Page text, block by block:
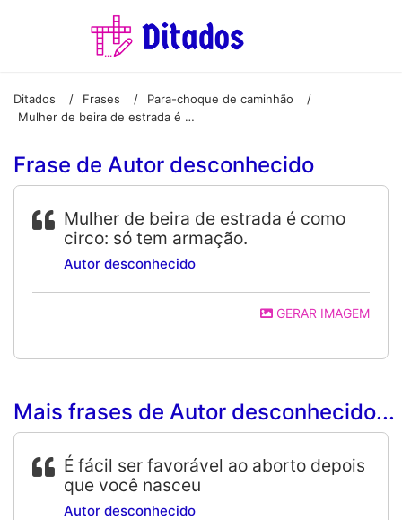
Ditados / Frases / Para-choque de caminhão
/
Mulher de beira de estrada é como circo: só tem armação.
Frase de Autor desconhecido
Mulher de beira de estrada é como
circo: só tem armação.
Autor desconhecido
GERAR IMAGEM
Mais frases de Autor desconhecido...
É fácil ser favorável ao aborto depois
que você nasceu
Autor desconhecido